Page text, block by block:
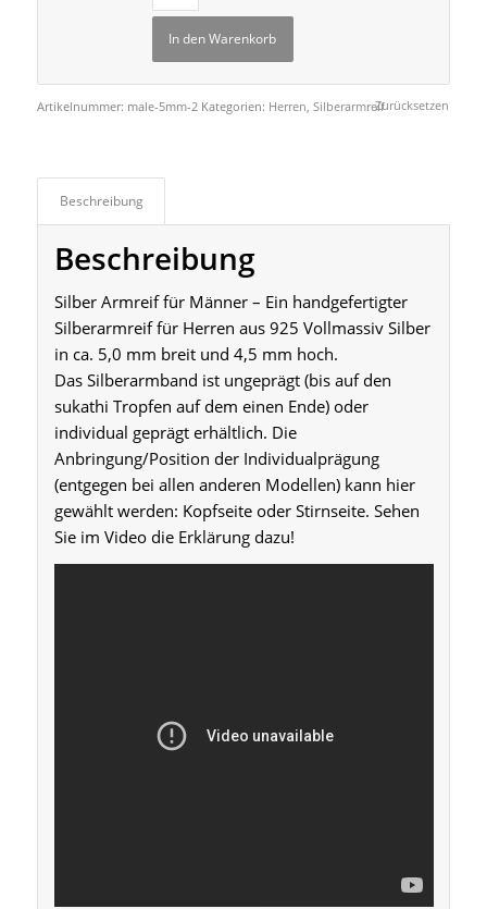
Zurücksetzen
In den Warenkorb
Artikelnummer: male-5mm-2 Kategorien: Herren, Silberarmreif
Beschreibung
Beschreibung
Silber Armreif für Männer – Ein handgefertigter
Silberarmreif für Herren aus 925 Vollmassiv Silber
in ca. 5,0 mm breit und 4,5 mm hoch.
Das Silberarmband ist ungeprägt (bis auf den
sukathi Tropfen auf dem einen Ende) oder
individual geprägt erhältlich. Die
Anbringung/Position der Individualprägung
(entgegen bei allen anderen Modellen) kann hier
gewählt werden: Kopfseite oder Stirnseite. Sehen
Sie im Video die Erklärung dazu!